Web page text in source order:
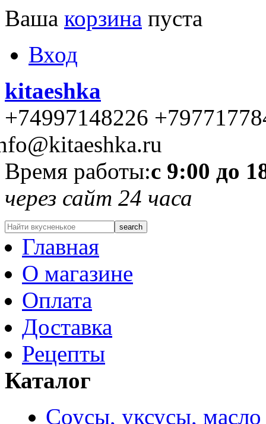
Ваша корзина пуста
Вход
kitaeshka
+74997148226
Время работы:с 9:00 до
через сайт 24 часа
Главная
О магазине
Оплата
Доставка
Рецепты
Каталог
Соусы, уксусы, масло